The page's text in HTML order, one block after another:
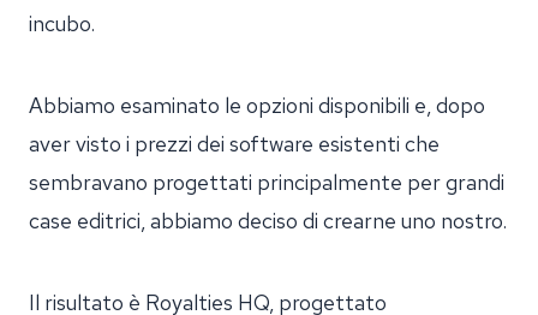
incubo.
Abbiamo esaminato le opzioni disponibili e, dopo
aver visto i prezzi dei software esistenti che
sembravano progettati principalmente per grandi
case editrici, abbiamo deciso di crearne uno nostro.
Il risultato è Royalties HQ, progettato